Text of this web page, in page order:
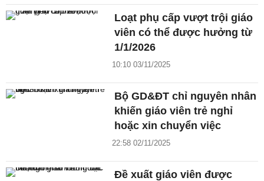
Loạt phụ cấp vượt trội giáo
viên có thể được hưởng từ
1/1/2026
10:10 03/11/2025
Bộ GD&ĐT chỉ nguyên nhân
khiến giáo viên trẻ nghỉ
hoặc xin chuyển việc
22:58 02/11/2025
Đề xuất giáo viên được